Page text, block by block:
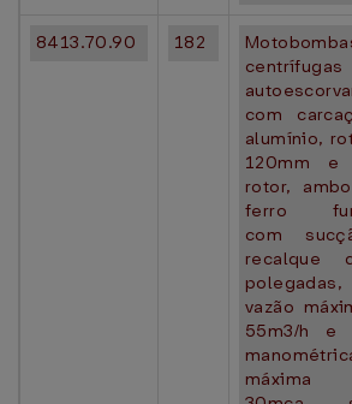
8413.70.90 182
centrífugas
com
alumínio,
120mm e
rotor,
ferro
com
recalque
vazão
55m3/h e